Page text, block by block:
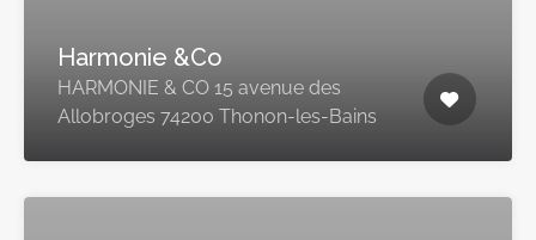
Harmonie &Co
HARMONIE & CO 15 avenue des
Allobroges 74200 Thonon-les-Bains